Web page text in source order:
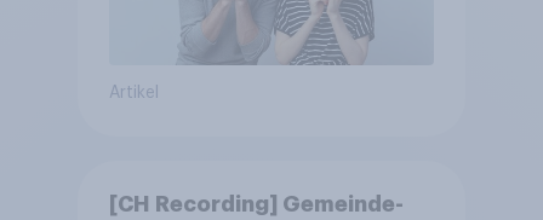
Artikel
[CH Recording] Gemeinde-